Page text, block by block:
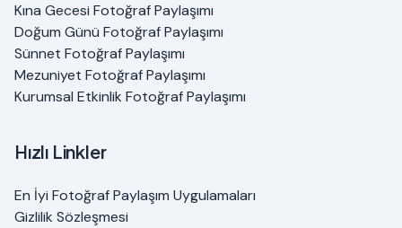
Kına Gecesi Fotoğraf Paylaşımı
Doğum Günü Fotoğraf Paylaşımı
Sünnet Fotoğraf Paylaşımı
Mezuniyet Fotoğraf Paylaşımı
Kurumsal Etkinlik Fotoğraf Paylaşımı
Hızlı Linkler
En İyi Fotoğraf Paylaşım Uygulamaları
Gizlilik Sözleşmesi